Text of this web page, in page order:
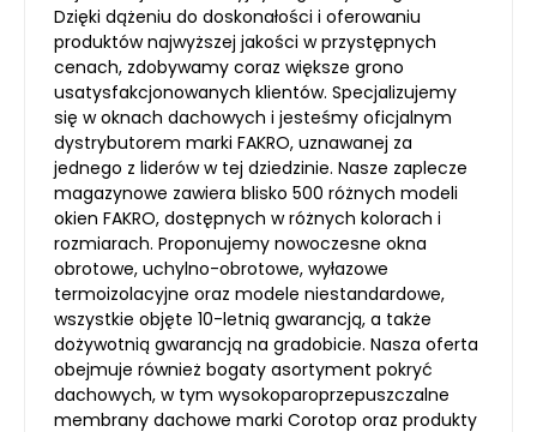
Dzięki dążeniu do doskonałości i oferowaniu
produktów najwyższej jakości w przystępnych
cenach, zdobywamy coraz większe grono
usatysfakcjonowanych klientów. Specjalizujemy
się w oknach dachowych i jesteśmy oficjalnym
dystrybutorem marki FAKRO, uznawanej za
jednego z liderów w tej dziedzinie. Nasze zaplecze
magazynowe zawiera blisko 500 różnych modeli
okien FAKRO, dostępnych w różnych kolorach i
rozmiarach. Proponujemy nowoczesne okna
obrotowe, uchylno-obrotowe, wyłazowe
termoizolacyjne oraz modele niestandardowe,
wszystkie objęte 10-letnią gwarancją, a także
dożywotnią gwarancją na gradobicie. Nasza oferta
obejmuje również bogaty asortyment pokryć
dachowych, w tym wysokoparoprzepuszczalne
membrany dachowe marki Corotop oraz produkty